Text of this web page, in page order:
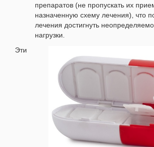
препаратов (не пропускать их
назначенную схему лечения), что
лечения достигнуть
нагрузки.
Эти